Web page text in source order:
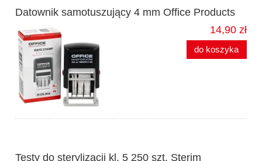
Datownik samotuszujący 4 mm Office Products
14,90 zł
do koszyka
Testy do sterylizacji kl. 5 250 szt. Sterim